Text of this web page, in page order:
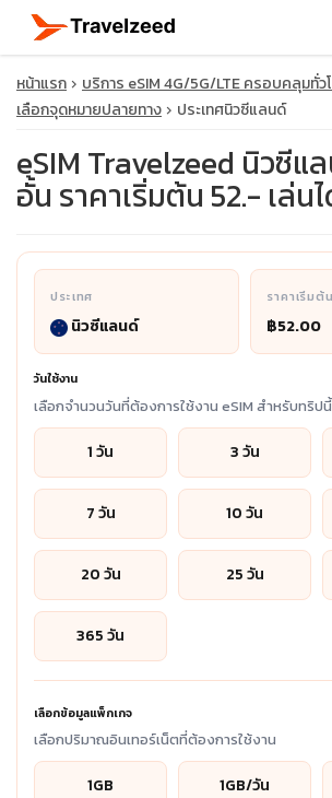
travel_explore
calendar_month
หน้าแรก
บริการ eSIM 4G/5G/LTE ครอบคลุมทั่ว
เลือกจุดหมายปลายทาง
ประเทศนิวซีแลนด์
eSIM Travelzeed นิวซีแ
อั้น ราคาเริ่มต้น 52.- เล่น
ประเทศ
นิวซีแลนด์
ราคาเริ่มต้น
฿52.00
วันใช้งาน
เลือกจำนวนวันที่ต้องการใช้งาน eSIM สำหรับทริปนี้
1 วัน 3 วัน
7 วัน 10 วัน
20 วัน 25 วัน
365 วัน
เลือกข้อมูลแพ็กเกจ
เลือกปริมาณอินเทอร์เน็ตที่ต้องการใช้งาน
1GB 1GB/วัน